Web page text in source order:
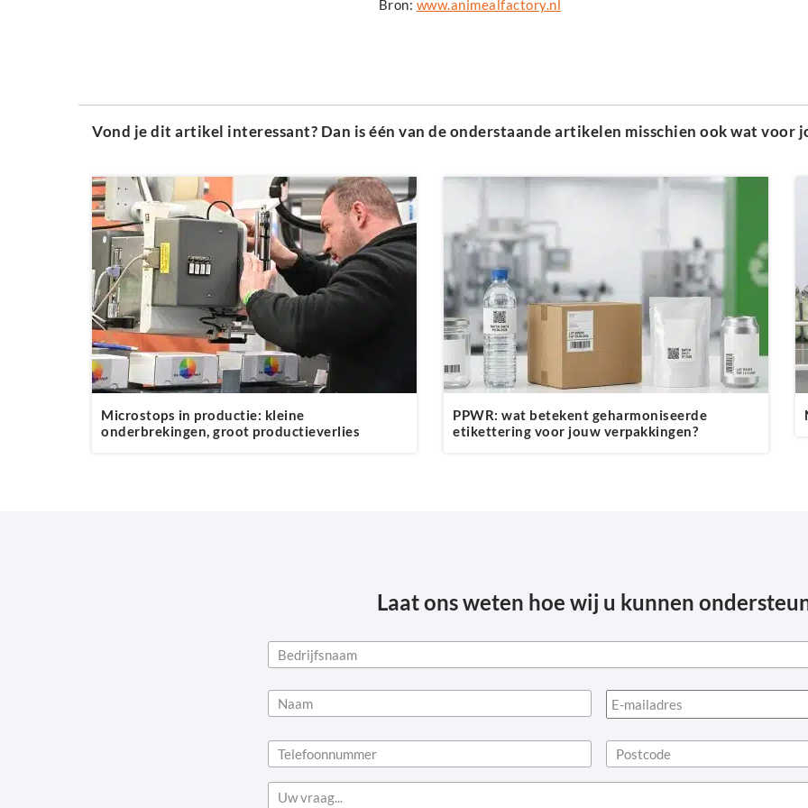
Bron: www.animealfactory.nl
Vond je dit artikel interessant? Dan is één van de onderstaande artikelen misschien ook wat voor
Microstops in productie: kleine
onderbrekingen, groot productieverlies
PPWR: wat betekent geharmoniseerde
etikettering voor jouw verpakkingen?
Laat ons weten hoe wij u kunnen